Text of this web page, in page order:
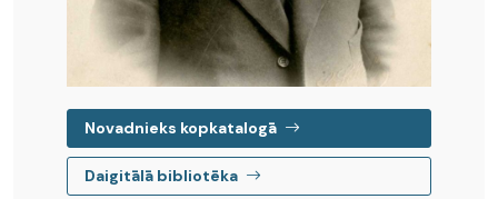
Novadnieks kopkatalogā
Daigitālā bibliotēka